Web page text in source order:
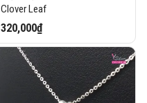
Clover Leaf
320,000₫